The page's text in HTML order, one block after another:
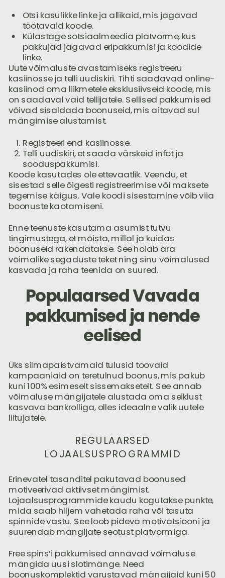
Otsi kasulikke linke ja allikaid, mis jagavad
töötavaid koode.
Külastage sotsiaalmeedia platvorme, kus
pakkujad jagavad eripakkumisi ja koodide
linke.
Uute võimaluste avastamiseks registreeru
kasiinosse ja telli uudiskiri. Tihti saadavad online-
kasiinod oma liikmetele eksklusiivseid koode, mis
on saadaval vaid tellijatele. Sellised pakkumised
võivad sisaldada boonuseid, mis aitavad sul
mängimise alustamist.
Registreeri end kasiinosse.
Telli uudiskiri, et saada värskeid infot ja
sooduspakkumisi.
Koode kasutades ole ettevaatlik. Veendu, et
sisestad selle õigesti registreerimise või maksete
tegemise käigus. Vale koodi sisestamine võib viia
boonuste kaotamiseni.
Enne teenuste kasutama asumist tutvu
tingimustega, et mõista, millal ja kuidas
boonuseid rakendatakse. See hoiab ära
võimalike segaduste teket ning sinu võimalused
kasvada ja raha teenida on suured.
Populaarsed Vavada
pakkumised ja nende
eelised
Üks silmapaistvamaid tulusid toovaid
kampaaniaid on teretulnud boonus, mis pakub
kuni 100% esimeselt sissemaksetelt. See annab
võimaluse mängijatele alustada oma seiklust
kasvava bankrolliga, olles ideaalne valik uutele
liitujatele.
REGULAARSED
LOJAALSUSPROGRAMMID
Erinevatel tasanditel pakutavad boonused
motiveerivad aktiivset mängimist.
Lojaalsusprogrammide kaudu kogutakse punkte,
mida saab hiljem vahetada raha või tasuta
spinnide vastu. See loob pideva motivatsiooni ja
suurendab mängijate seotust platvormiga.
Free spins’i pakkumised annavad võimaluse
mängida uusi slotimänge. Need
boonuskomplektid varustavad mängijaid kuni 50